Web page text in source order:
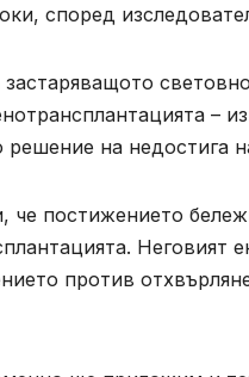
според
–
на недостига
че постижението
Неговият
против